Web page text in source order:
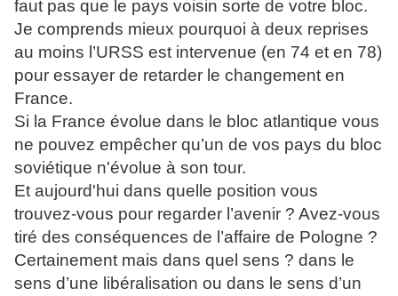
faut pas que le pays voisin sorte de votre bloc.
Je comprends mieux pourquoi à deux reprises
au moins l’URSS est intervenue (en 74 et en 78)
pour essayer de retarder le changement en
France.
Si la France évolue dans le bloc atlantique vous
ne pouvez empêcher qu’un de vos pays du bloc
soviétique n'évolue à son tour.
Et aujourd'hui dans quelle position vous
trouvez-vous pour regarder l’avenir ? Avez-vous
tiré des conséquences de l’affaire de Pologne ?
Certainement mais dans quel sens ? dans le
sens d’une libéralisation ou dans le sens d’un